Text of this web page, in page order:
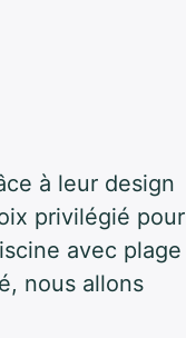
à leur design
privilégié pour
avec plage
nous allons